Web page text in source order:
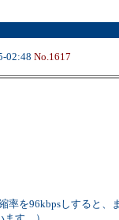
02:48 No.1617
率を96kbpsしすると、